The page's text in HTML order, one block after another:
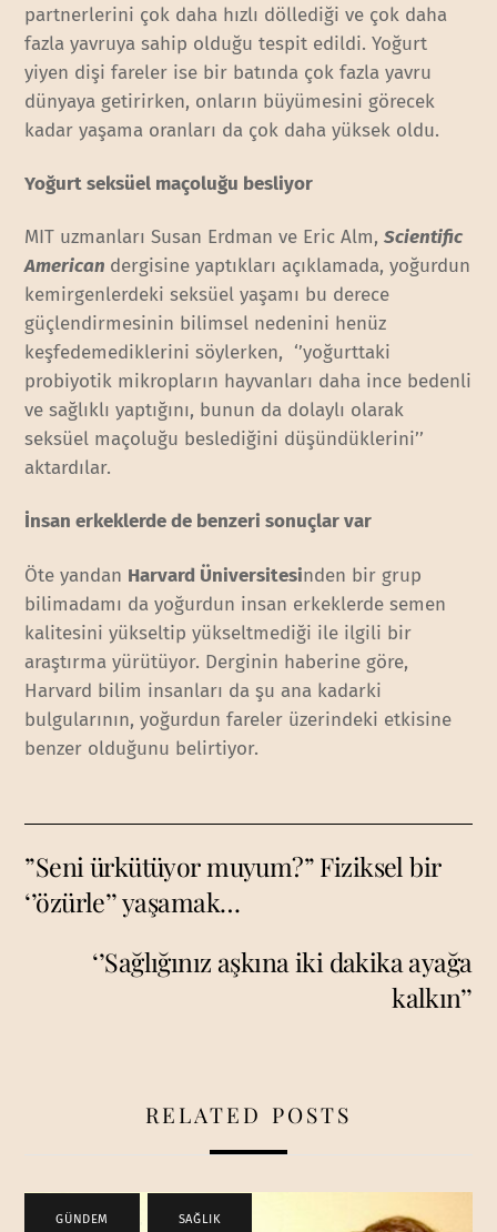
partnerlerini çok daha hızlı döllediği ve çok daha
fazla yavruya sahip olduğu tespit edildi. Yoğurt
yiyen dişi fareler ise bir batında çok fazla yavru
dünyaya getirirken, onların büyümesini görecek
kadar yaşama oranları da çok daha yüksek oldu.
Yoğurt seksüel maçoluğu besliyor
MIT uzmanları Susan Erdman ve Eric Alm,Scientific
American dergisine yaptıkları açıklamada, yoğurdun
kemirgenlerdeki seksüel yaşamı bu derece
güçlendirmesinin bilimsel nedenini henüz
keşfedemediklerini söylerken, ‘’yoğurttaki
probiyotik mikropların hayvanları daha ince bedenli
ve sağlıklı yaptığını, bunun da dolaylı olarak
seksüel maçoluğu beslediğini düşündüklerini’’
aktardılar.
İnsan erkeklerde de benzeri sonuçlar var
Öte yandan Harvard Üniversitesinden bir grup
bilimadamı da yoğurdun insan erkeklerde semen
kalitesini yükseltip yükseltmediği ile ilgili bir
araştırma yürütüyor. Derginin haberine göre,
Harvard bilim insanları da şu ana kadarki
bulgularının, yoğurdun fareler üzerindeki etkisine
benzer olduğunu belirtiyor.
”Seni ürkütüyor muyum?” Fiziksel bir
‘’özürle’’ yaşamak…
‘’Sağlığınız aşkına iki dakika ayağa
kalkın’’
RELATED POSTS
GÜNDEM SAĞLIK